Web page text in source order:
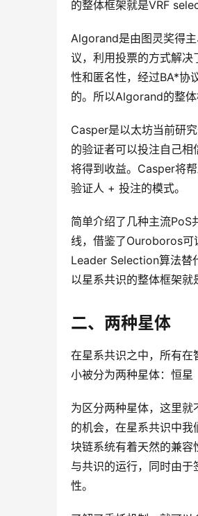
的整体框架就是VRF
Algorand是由图灵奖得
议，利用投票的方式解
性和匿名性，经过BA*协
的。所以Algorand的整体
Casper是以太坊当前研
的验证者可以投注自己
将得到收益。Casper将
验证人 + 投注的模式。
简单介绍了几种主流PoS
线，借鉴了Ouroboros可
Leader Selection算法替
以星系共识的整体框架
二、两种星体
在星系共识之中，所有
小被分为两种星体：恒星
为区分两种星体，这里
的机会，在星系共识中
块链系统有着天然的兼
与共识的运行，同时由
性。